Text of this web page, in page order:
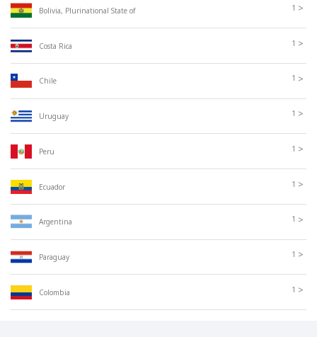
Bolivia, Plurinational State of 1 >
Costa Rica 1 >
Chile 1 >
Uruguay 1 >
Peru 1 >
Ecuador 1 >
Argentina 1 >
Paraguay 1 >
Colombia 1 >